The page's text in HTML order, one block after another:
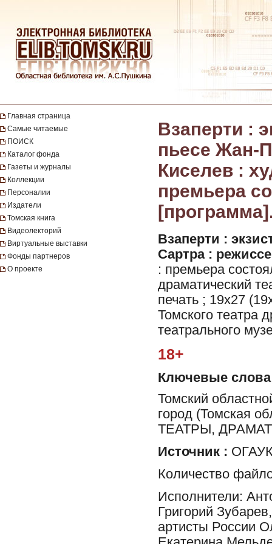
Главная страница
Самые читаемые
ПОИСК
Каталог фонда
Газеты и журналы
Коллекции
Персоналии
Издатели
Томская книга
Видеолекторий
Виртуальные выставки
Фонды партнеров
О проекте
Взаперти :
пьесе Жан-
Киселев :
премьера
Взаперти :
Сартра :
: премьера
драматический
печать ; 19x27
Томского театра
театрального
18+
Ключевые слова
Томский
город (Томская
ТЕАТРЫ,
Источник :
Количество
Исполнители:
Григорий
артисты России